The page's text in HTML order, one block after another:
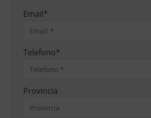
Email*
Telefono*
Provincia